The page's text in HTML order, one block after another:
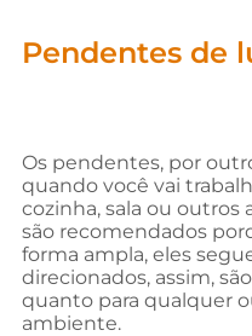
Pendentes de
Os pendentes, por
quando você vai
cozinha, sala ou
são recomendados
forma ampla, eles
direcionados, assim,
quanto para qualquer
ambiente.